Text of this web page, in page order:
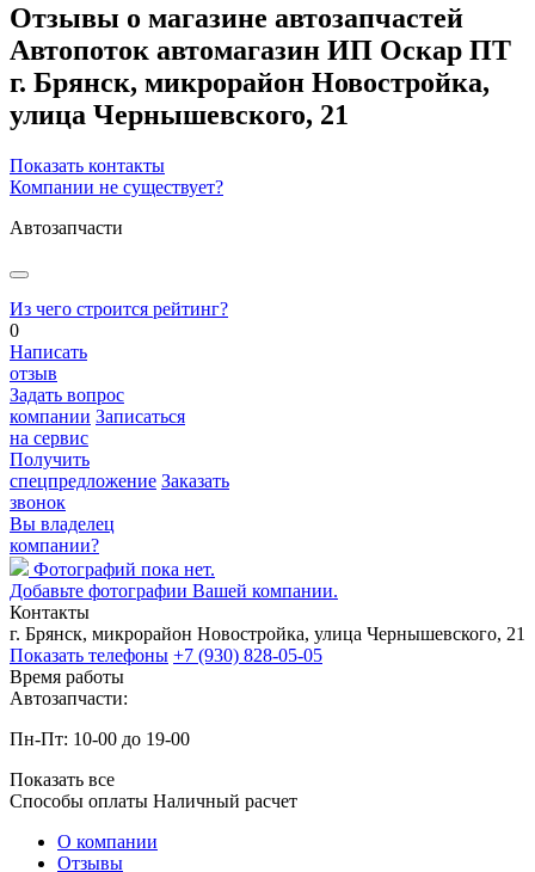
Отзывы о магазине автозапчастей
Автопоток автомагазин ИП Оскар ПТ
г. Брянск, микрорайон Новостройка,
улица Чернышевского, 21
Показать контакты
Компании не существует?
Автозапчасти
Из чего строится рейтинг?
0
Написать
отзыв
Задать вопрос
компании Записаться
на сервис
Получить
спецпредложение Заказать
звонок
Вы владелец
компании?
Фотографий пока нет.
Добавьте фотографии Вашей компании.
Контакты
г. Брянск, микрорайон Новостройка, улица Чернышевского, 21
Показать телефоны +7 (930) 828-05-05
Время работы
Автозапчасти:
Пн-Пт: 10-00 до 19-00
Показать все
Способы оплаты Наличный расчет
О компании
Отзывы